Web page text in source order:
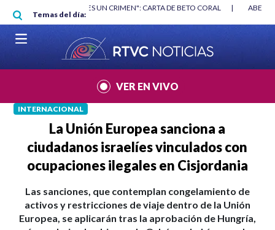
Pasar al contenido principal
Temas del día:
"HABLAR NO ES UN CRIMEN": CARTA DE BETO CORAL |
VER EN VIVO
INTERNACIONAL
La Unión Europea sanciona a
ciudadanos israelíes vinculados con
ocupaciones ilegales en Cisjordania
Las sanciones, que contemplan congelamiento de
activos y restricciones de viaje dentro de la Unión
Europea, se aplicarán tras la aprobación de Hungría,